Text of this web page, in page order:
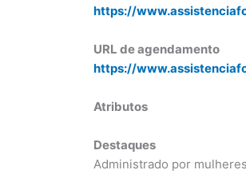
https://
URL de agendamento
https://
Atributos
Destaques
Administrado por mulheres